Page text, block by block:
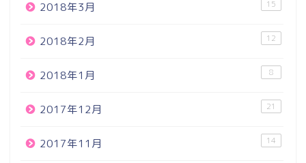
2018年3月 15
2018年2月 12
2018年1月 8
2017年12月 21
2017年11月 14